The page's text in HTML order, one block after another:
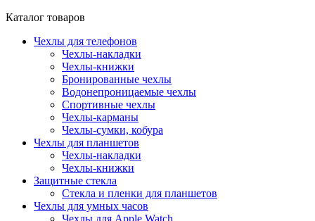
Каталог товаров
Чехлы для телефонов
Чехлы-накладки
Чехлы-книжки
Бронированные чехлы
Водонепроницаемые чехлы
Спортивные чехлы
Чехлы-карманы
Чехлы-сумки, кобура
Чехлы для планшетов
Чехлы-накладки
Чехлы-книжки
Защитные стекла
Стекла и пленки для планшетов
Чехлы для умных часов
Чехлы для Apple Watch